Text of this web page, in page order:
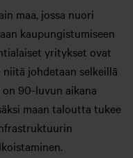
maa, jossa nuori
kaupungistumiseen
yritykset ovat
johdetaan selkeillä
90-luvun aikana
maan taloutta tukee